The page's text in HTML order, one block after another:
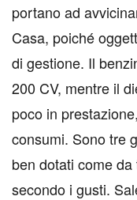
portano ad
Casa, poiché
di gestione. Il
200 CV, mentre il
poco in
consumi. Sono tre
ben dotati come
secondo i gusti.